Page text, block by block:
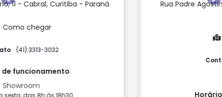
Rua Padre Agostinho, 3081 - Bigorrilho, Curitiba -
Horário de funcionamento
Anterior